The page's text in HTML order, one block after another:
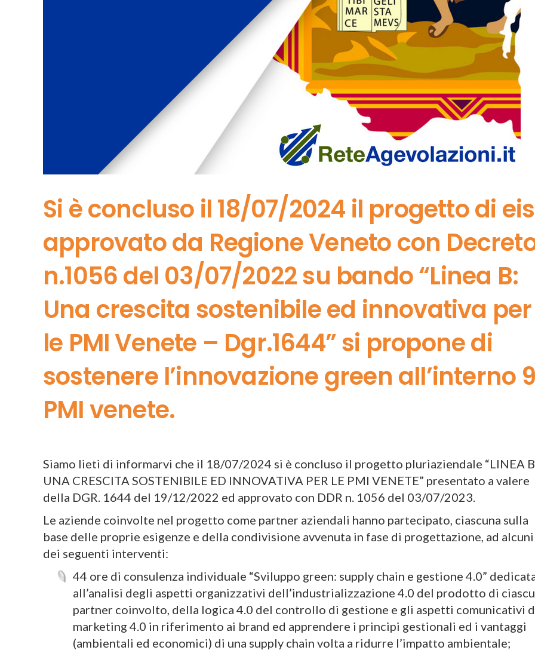
Si è concluso il 18/07/2024 il progetto di eis
approvato da Regione Veneto con
n.1056 del 03/07/2022 su bando “Linea B:
Una crescita sostenibile ed innovativa per
le PMI Venete – Dgr.1644” si propone di
sostenere l’innovazione green all’interno 9
PMI venete.
Siamo lieti di informarvi che il 18/07/2024 si è concluso il progetto pluriaziendale “LINEA
UNA CRESCITA SOSTENIBILE ED INNOVATIVA PER LE PMI VENETE” presentato a valere
della DGR. 1644 del 19/12/2022 ed approvato con DDR n. 1056 del 03/07/2023.
Le aziende coinvolte nel progetto come partner aziendali hanno partecipato, ciascuna sulla
base delle proprie esigenze e della condivisione avvenuta in fase di progettazione, ad alcuni
dei seguenti interventi:
44 ore di consulenza individuale “Sviluppo green: supply chain e gestione 4.0”
all’analisi degli aspetti organizzativi dell’industrializzazione 4.0 del prodotto di
partner coinvolto, della logica 4.0 del controllo di gestione e gli aspetti comunicativi
marketing 4.0 in riferimento ai brand ed apprendere i principi gestionali ed i vantaggi
(ambientali ed economici) di una supply chain volta a ridurre l’impatto ambientale;